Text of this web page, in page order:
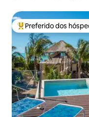
Entre os melhores
Preferido dos